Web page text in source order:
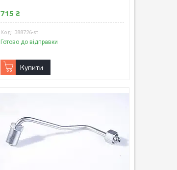
715 ₴
388726-st
Готово до відправки
Купити